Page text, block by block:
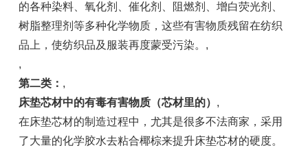
的各种染料、氧化剂、催化剂、阻燃剂、增白荧光剂、
树脂整理剂等多种化学物质，这些有害物质残留在纺织
品上，使纺织品及服装再度蒙受污染。 ,
,
第二类： ,
床垫芯材中的有毒有害物质（芯材里的） ,
在床垫芯材的制造过程中，尤其是很多不法商家，采用
了大量的化学胶水去粘合椰棕来提升床垫芯材的硬度。